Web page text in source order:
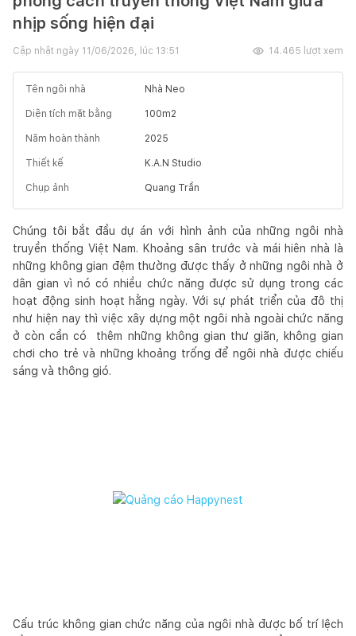
nhịp sống hiện đại
Cập nhật ngày 11/06/2026, lúc 13:51 14.465 lượt xem
Tên ngôi nhà Nhà Neo
Diện tích mặt bằng 100m2
Năm hoàn thành 2025
Thiết kế K.A.N Studio
Chụp ảnh Quang Trần
Chúng tôi bắt đầu dự án với hình ảnh của những ngôi nhà
truyền thống Việt Nam. Khoảng sân trước và mái hiên nhà là
những không gian đệm thường được thấy ở những ngôi nhà ở
dân gian vì nó có nhiều chức năng được sử dụng trong các
hoạt động sinh hoạt hằng ngày. Với sự phát triển của đô thị
như hiện nay thì việc xây dựng một ngôi nhà ngoài chức năng
ở còn cần có thêm những không gian thư giãn, không gian
chơi cho trẻ và những khoảng trống để ngôi nhà được chiếu
sáng và thông gió.
Cấu trúc không gian chức năng của ngôi nhà được bố trí lệch